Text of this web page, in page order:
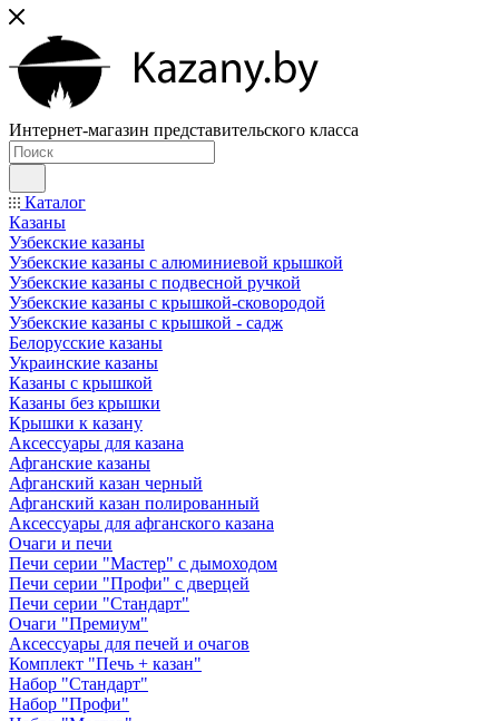
Интернет-магазин представительского класса
Каталог
Казаны
Узбекские казаны
Узбекские казаны с алюминиевой крышкой
Узбекские казаны с подвесной ручкой
Узбекские казаны с крышкой-сковородой
Узбекские казаны с крышкой - садж
Белорусские казаны
Украинские казаны
Казаны с крышкой
Казаны без крышки
Крышки к казану
Аксессуары для казана
Афганские казаны
Афганский казан черный
Афганский казан полированный
Аксессуары для афганского казана
Очаги и печи
Печи серии "Мастер" с дымоходом
Печи серии "Профи" с дверцей
Печи серии "Стандарт"
Очаги "Премиум"
Аксессуары для печей и очагов
Комплект "Печь + казан"
Набор "Стандарт"
Набор "Профи"